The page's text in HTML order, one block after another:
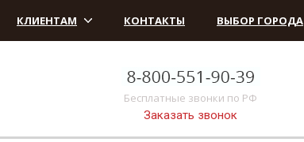
КЛИЕНТАМ КОНТАКТЫ ВЫБОР ГОРОДА
Бесплатные звонки по РФ
Заказать звонок